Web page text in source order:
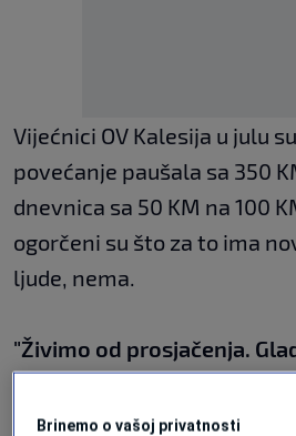
Vijećnici OV Kalesija u julu
povećanje paušala sa 350
dnevnica sa 50 KM na 100
ogorčeni su što za to ima
ljude, nema.
"Živimo od prosjačenja.
sam u općini gdje da živim.
Brinemo o vašoj privatnosti